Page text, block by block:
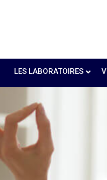
LES LABORATOIRES